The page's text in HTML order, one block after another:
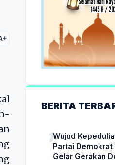
BERITA
Wujud
Partai Demokrat
Gelar Gerakan